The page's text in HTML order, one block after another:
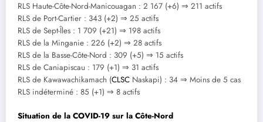
RLS Haute-Côte-Nord-Manicouagan : 2 167 (+6) ⇒ 211 actifs
RLS de Port-Cartier : 343 (+2) ⇒ 25 actifs
RLS de Sept-Îles : 1 709 (+21) ⇒ 198 actifs
RLS de la Minganie : 226 (+2) ⇒ 28 actifs
RLS de la Basse-Côte-Nord : 309 (+5) ⇒ 15 actifs
RLS de Caniapiscau : 179 (+1) ⇒ 31 actifs
RLS de Kawawachikamach (CLSC Naskapi) : 34 ⇒ Moins de 5 cas
RLS indéterminé : 85 (+1) ⇒ 8 actifs
Situation de la COVID-19 sur la Côte-Nord